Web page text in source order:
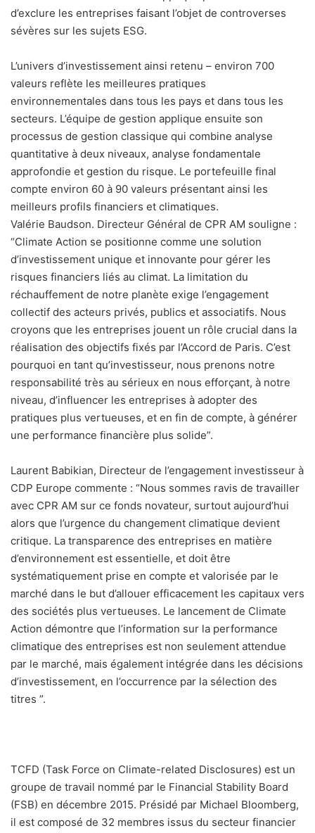
d’exclure les entreprises faisant l’objet de controverses
sévères sur les sujets ESG.
L’univers d’investissement ainsi retenu – environ 700
valeurs reflète les meilleures pratiques
environnementales dans tous les pays et dans tous les
secteurs. L’équipe de gestion applique ensuite son
processus de gestion classique qui combine analyse
quantitative à deux niveaux, analyse fondamentale
approfondie et gestion du risque. Le portefeuille final
compte environ 60 à 90 valeurs présentant ainsi les
meilleurs profils financiers et climatiques.
Valérie Baudson. Directeur Général de CPR AM souligne :
“Climate Action se positionne comme une solution
d’investissement unique et innovante pour gérer les
risques financiers liés au climat. La limitation du
réchauffement de notre planète exige l’engagement
collectif des acteurs privés, publics et associatifs. Nous
croyons que les entreprises jouent un rôle crucial dans la
réalisation des objectifs fixés par l’Accord de Paris. C’est
pourquoi en tant qu’investisseur, nous prenons notre
responsabilité très au sérieux en nous efforçant, à notre
niveau, d’influencer les entreprises à adopter des
pratiques plus vertueuses, et en fin de compte, à générer
une performance financière plus solide”.
Laurent Babikian, Directeur de l’engagement investisseur à
CDP Europe commente : “Nous sommes ravis de travailler
avec CPR AM sur ce fonds novateur, surtout aujourd’hui
alors que l’urgence du changement climatique devient
critique. La transparence des entreprises en matière
d’environnement est essentielle, et doit être
systématiquement prise en compte et valorisée par le
marché dans le but d’allouer efficacement les capitaux vers
des sociétés plus vertueuses. Le lancement de Climate
Action démontre que l’information sur la performance
climatique des entreprises est non seulement attendue
par le marché, mais également intégrée dans les décisions
d’investissement, en l’occurrence par la sélection des
titres ”.
TCFD (Task Force on Climate-related Disclosures) est un
groupe de travail nommé par le Financial Stability Board
(FSB) en décembre 2015. Présidé par Michael Bloomberg,
il est composé de 32 membres issus du secteur financier